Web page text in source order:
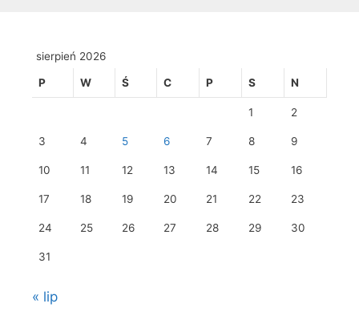
sierpień 2026
P W Ś C P S N
1 2
3 4 5 6 7 8 9
10 11 12 13 14 15 16
17 18 19 20 21 22 23
24 25 26 27 28 29 30
31
« lip